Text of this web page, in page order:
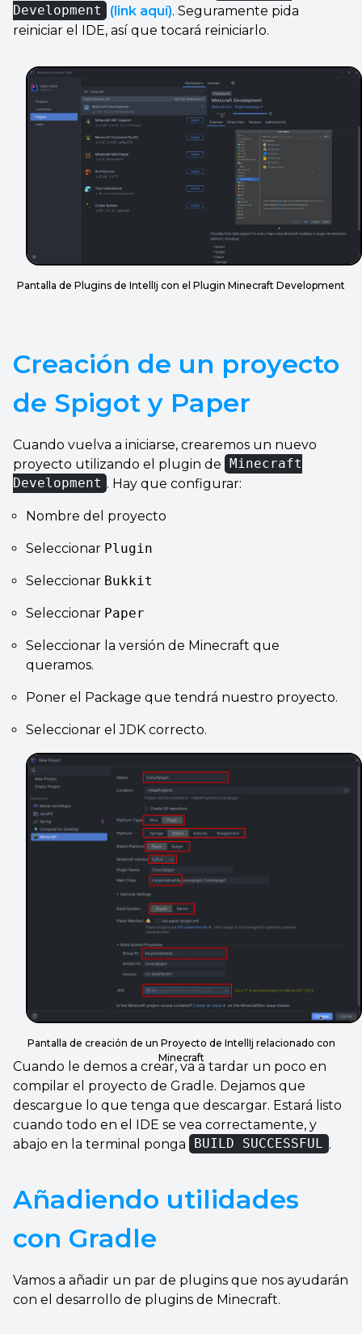
Development
(link aquí). Seguramente pida
reiniciar el IDE, así que tocará reiniciarlo.
Pantalla de Plugins de IntellIj con el Plugin Minecraft Development
Creación de un proyecto
de Spigot y Paper
Cuando vuelva a iniciarse, crearemos un nuevo
proyecto utilizando el plugin de
Minecraft
Development . Hay que configurar:
Nombre del proyecto
Seleccionar Plugin
Seleccionar Bukkit
Seleccionar Paper
Seleccionar la versión de Minecraft que
queramos.
Poner el Package que tendrá nuestro proyecto.
Seleccionar el JDK correcto.
Pantalla de creación de un Proyecto de IntellIj relacionado con
Minecraft
Cuando le demos a crear, va a tardar un poco en
compilar el proyecto de Gradle. Dejamos que
descargue lo que tenga que descargar. Estará listo
cuando todo en el IDE se vea correctamente, y
abajo en la terminal ponga
BUILD SUCCESSFUL .
Añadiendo utilidades
con Gradle
Vamos a añadir un par de plugins que nos ayudarán
con el desarrollo de plugins de Minecraft.